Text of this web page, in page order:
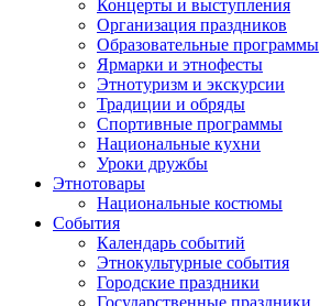
Концерты и выступления
Организация праздников
Образовательные программы
Ярмарки и этнофесты
Этнотуризм и экскурсии
Традиции и обряды
Спортивные программы
Национальные кухни
Уроки дружбы
Этнотовары
Национальные костюмы
События
Календарь событий
Этнокультурные события
Городские праздники
Государственные праздники